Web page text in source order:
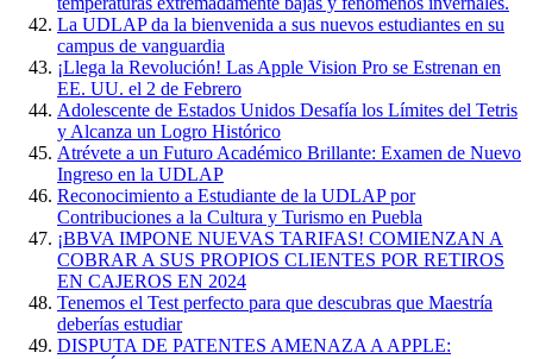
La UDLAP da la bienvenida a sus nuevos estudiantes en su
campus de vanguardia
¡Llega la Revolución! Las Apple Vision Pro se Estrenan en
EE. UU. el 2 de Febrero
Adolescente de Estados Unidos Desafía los Límites del Tetris
y Alcanza un Logro Histórico
Atrévete a un Futuro Académico Brillante: Examen de Nuevo
Ingreso en la UDLAP
Reconocimiento a Estudiante de la UDLAP por
Contribuciones a la Cultura y Turismo en Puebla
¡BBVA IMPONE NUEVAS TARIFAS! COMIENZAN A
COBRAR A SUS PROPIOS CLIENTES POR RETIROS
EN CAJEROS EN 2024
Tenemos el Test perfecto para que descubras que Maestría
deberías estudiar
DISPUTA DE PATENTES AMENAZA A APPLE: